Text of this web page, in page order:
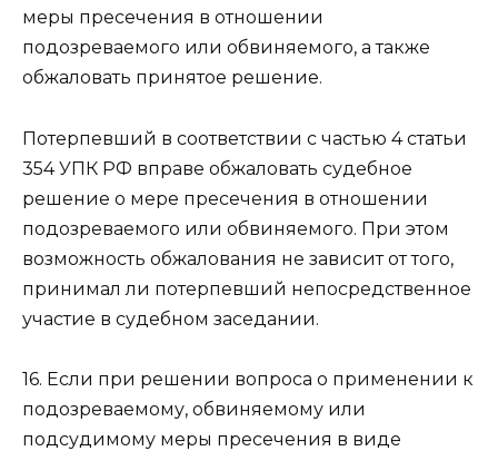
меры пресечения в отношении
подозреваемого или обвиняемого, а также
обжаловать принятое решение.
Потерпевший в соответствии с частью 4 статьи
354 УПК РФ вправе обжаловать судебное
решение о мере пресечения в отношении
подозреваемого или обвиняемого. При этом
возможность обжалования не зависит от того,
принимал ли потерпевший непосредственное
участие в судебном заседании.
16. Если при решении вопроса о применении к
подозреваемому, обвиняемому или
подсудимому меры пресечения в виде